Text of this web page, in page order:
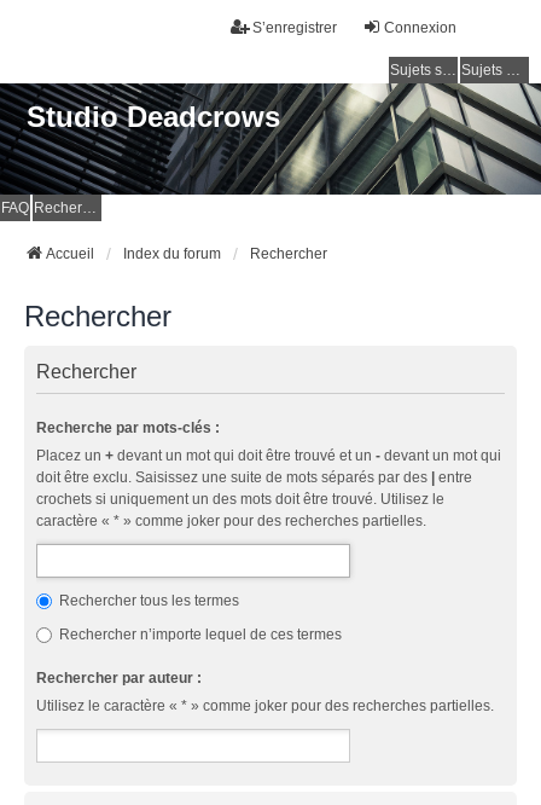
Connexion
S’enregistrer
Sujets sans réponse Sujets actifs
Studio Deadcrows
FAQ Rechercher
Accueil Index du forum Rechercher
Rechercher
Rechercher
Recherche par mots-clés :
Placez un + devant un mot qui doit être trouvé et un - devant un mot qui
doit être exclu. Saisissez une suite de mots séparés par des | entre
crochets si uniquement un des mots doit être trouvé. Utilisez le
caractère « * » comme joker pour des recherches partielles.
Rechercher tous les termes
Rechercher n’importe lequel de ces termes
Rechercher par auteur :
Utilisez le caractère « * » comme joker pour des recherches partielles.